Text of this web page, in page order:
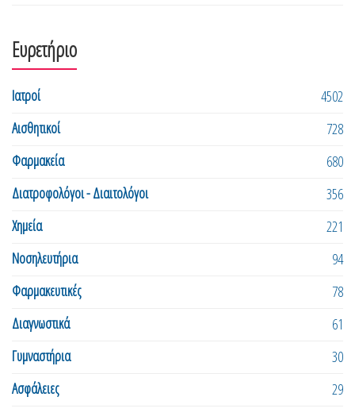
Ευρετήριο
Ιατροί
4502
Αισθητικοί
728
Φαρμακεία
680
Διατροφολόγοι - Διαιτολόγοι
356
Χημεία
221
Νοσηλευτήρια
94
Φαρμακευτικές
78
Διαγνωστικά
61
Γυμναστήρια
30
Ασφάλειες
29